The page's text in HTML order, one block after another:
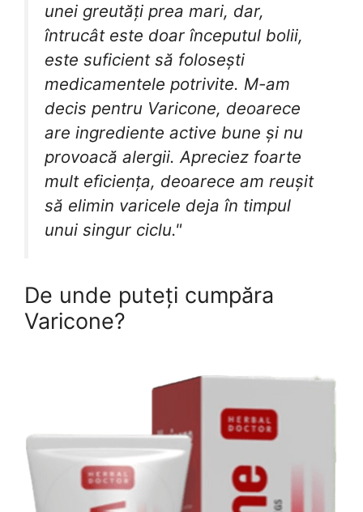
unei greutăți prea mari, dar,
întrucât este doar începutul bolii,
este suficient să folosești
medicamentele potrivite. M-am
decis pentru Varicone, deoarece
are ingrediente active bune și nu
provoacă alergii. Apreciez foarte
mult eficiența, deoarece am reușit
să elimin varicele deja în timpul
unui singur ciclu."
De unde puteți cumpăra
Varicone?